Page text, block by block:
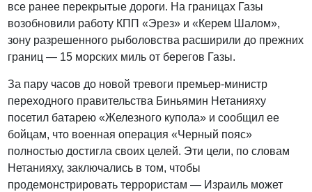
все ранее перекрытые дороги. На границах Газы
возобновили работу КПП «Эрез» и «Керем Шалом»,
зону разрешенного рыболовства расширили до прежних
границ — 15 морских миль от берегов Газы.
За пару часов до новой тревоги премьер-министр
переходного правительства Биньямин Нетанияху
посетил батарею «Железного купола» и сообщил ее
бойцам, что военная операция «Черный пояс»
полностью достигла своих целей. Эти цели, по словам
Нетанияху, заключались в том, чтобы
продемонстрировать террористам — Израиль может